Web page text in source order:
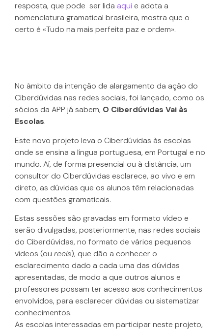
resposta, que pode ser lida aqui e adota a
nomenclatura gramatical brasileira, mostra que o
certo é «Tudo na mais perfeita paz e ordem».
No âmbito da intenção de alargamento da ação do
Ciberdúvidas nas redes sociais, foi lançado, como os
sócios da APP já sabem, O Ciberdúvidas Vai às
Escolas.
Este novo projeto leva o Ciberdúvidas às escolas
onde se ensina a língua portuguesa, em Portugal e no
mundo. Aí, de forma presencial ou à distância, um
consultor do Ciberdúvidas esclarece, ao vivo e em
direto, as dúvidas que os alunos têm relacionadas
com questões gramaticais.
Estas sessões são gravadas em formato vídeo e
serão divulgadas, posteriormente, nas redes sociais
do Ciberdúvidas, no formato de vários pequenos
vídeos (ou reels), que dão a conhecer o
esclarecimento dado a cada uma das dúvidas
apresentadas, de modo a que outros alunos e
professores possam ter acesso aos conhecimentos
envolvidos, para esclarecer dúvidas ou sistematizar
conhecimentos.
As escolas interessadas em participar neste projeto,